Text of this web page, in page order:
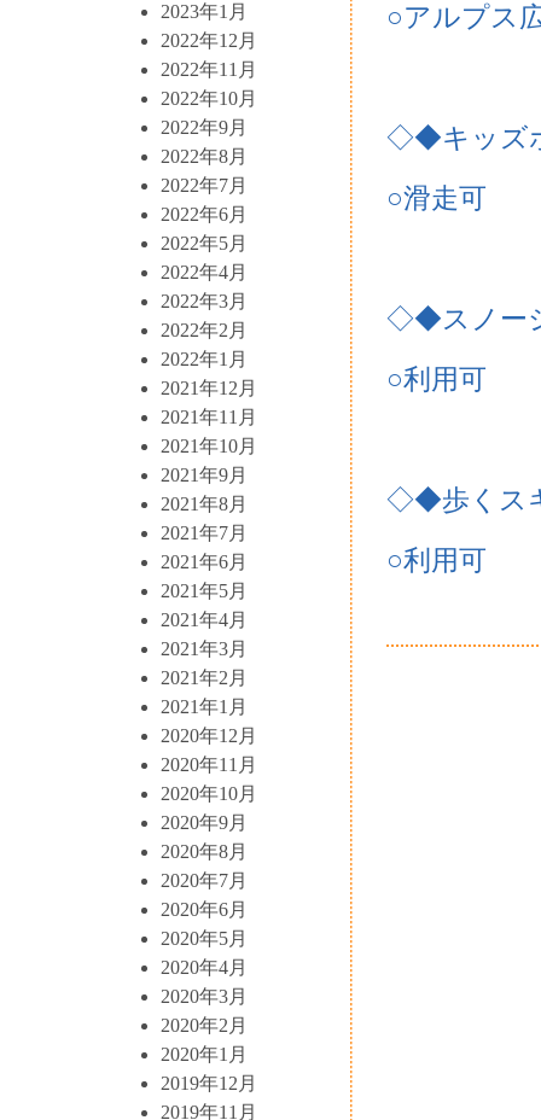
2023年1月
2022年12月
2022年11月
2022年10月
2022年9月
2022年8月
2022年7月
2022年6月
2022年5月
2022年4月
2022年3月
2022年2月
2022年1月
2021年12月
2021年11月
2021年10月
2021年9月
2021年8月
2021年7月
2021年6月
2021年5月
2021年4月
2021年3月
2021年2月
2021年1月
2020年12月
2020年11月
2020年10月
2020年9月
2020年8月
2020年7月
2020年6月
2020年5月
2020年4月
2020年3月
2020年2月
2020年1月
2019年12月
2019年11月
○アルプス
◇◆キッズ
○滑走可
◇◆スノー
○利用可
◇◆歩くス
○利用可